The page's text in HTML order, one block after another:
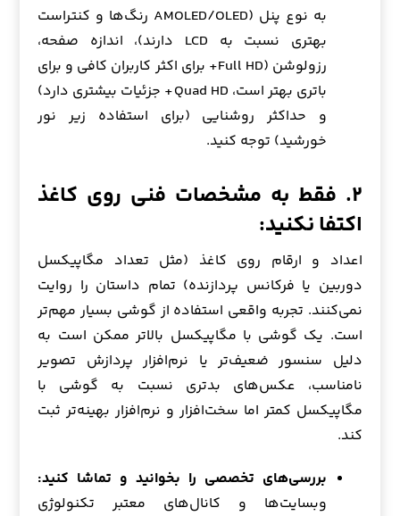
به نوع پنل (AMOLED/OLED رنگ‌ها و کنتراست
بهتری نسبت به LCD دارند)، اندازه صفحه،
رزولوشن (Full HD+ برای اکثر کاربران کافی و برای
باتری بهتر است، Quad HD+ جزئیات بیشتری دارد)
و حداکثر روشنایی (برای استفاده زیر نور
خورشید) توجه کنید.
۲. فقط به مشخصات فنی روی کاغذ
اکتفا نکنید:
اعداد و ارقام روی کاغذ (مثل تعداد مگاپیکسل
دوربین یا فرکانس پردازنده) تمام داستان را روایت
نمی‌کنند. تجربه واقعی استفاده از گوشی بسیار مهم‌تر
است. یک گوشی با مگاپیکسل بالاتر ممکن است به
دلیل سنسور ضعیف‌تر یا نرم‌افزار پردازش تصویر
نامناسب، عکس‌های بدتری نسبت به گوشی با
مگاپیکسل کمتر اما سخت‌افزار و نرم‌افزار بهینه‌تر ثبت
کند.
بررسی‌های تخصصی را بخوانید و تماشا کنید:
وبسایت‌ها و کانال‌های معتبر تکنولوژی